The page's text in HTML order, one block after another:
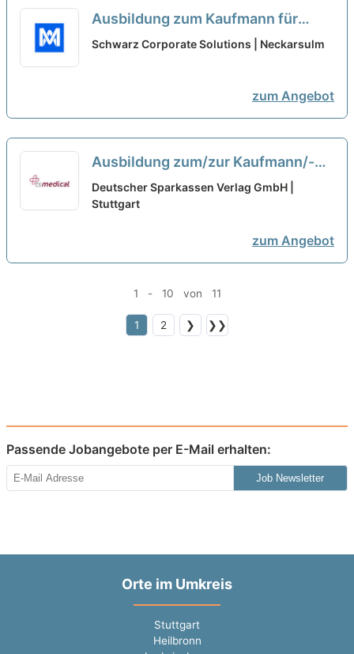
Ausbildung zum Kaufmann für
Büromanagement 2027 (m/w/d)
Schwarz Corporate Solutions | Neckarsulm
zum Angebot
Ausbildung zum/zur Kaufmann/-
frau für Büromanagement (m/w/d)
Schwerpunkt Finanzen
Deutscher Sparkassen Verlag GmbH |
Stuttgart
zum Angebot
1 - 10 von 11
1 2 ❯ ❯❯
Passende Jobangebote per E-Mail erhalten:
Job Newsletter
Orte im Umkreis
Stuttgart
Heilbronn